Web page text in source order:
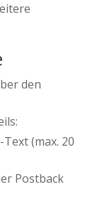
den
(max. 20
Postback